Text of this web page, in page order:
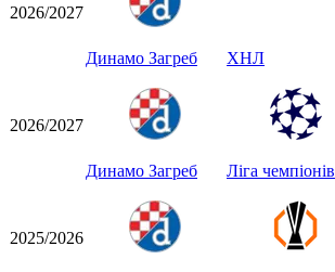
2026/2027
Динамо Загреб ХНЛ
2026/2027
Динамо Загреб Ліга чемпіонів
2025/2026